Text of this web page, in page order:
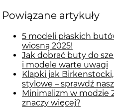
Powiązane artykuły
5 modeli płaskich
wiosną 2025!
Jak dobrać buty do
i modele warte uwagi
Klapki jak
stylowe – sprawdź
Minimalizm w modzie
znaczy więcej?